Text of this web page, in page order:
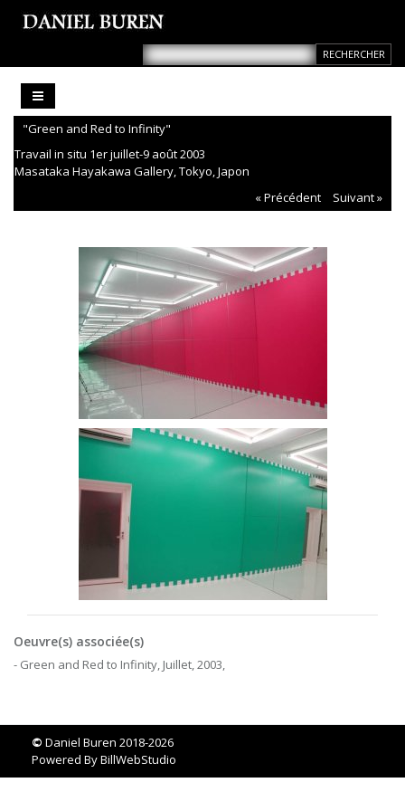
"Green and Red to Infinity"
Travail in situ 1er juillet-9 août 2003
Masataka Hayakawa Gallery, Tokyo, Japon
« Précédent
Suivant »
Oeuvre(s) associée(s)
- Green and Red to Infinity, Juillet, 2003,
© Daniel Buren 2018-2026
Powered ByBillWebStudio